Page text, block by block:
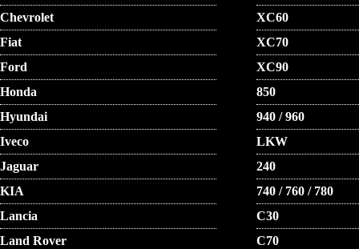
Chevrolet
Fiat
Ford
Honda
Hyundai
Iveco
Jaguar
KIA
Lancia
Land Rover
XC60
XC70
XC90
850
940 / 960
LKW
240
740 / 760 / 780
C30
C70